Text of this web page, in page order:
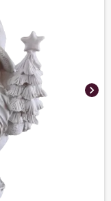
chevron_right